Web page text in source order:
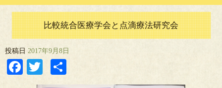
比較統合医療学会と点滴療法研究会
投稿日 2017年9月8日
Facebook
Twitter
有